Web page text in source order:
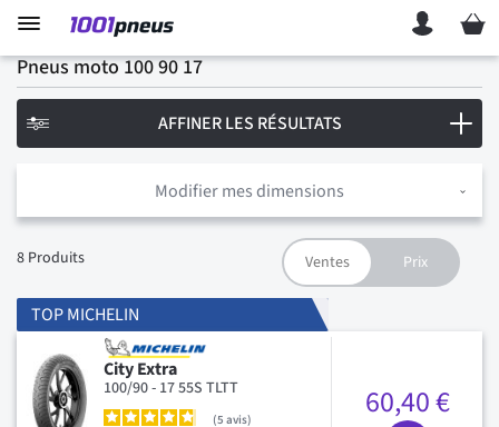
Mon
Pneus moto 100 90 17
Modifier mes dimensions
8 Produits
TOP MICHELIN
City Extra
100/90 - 17 55S TLTT
5 avis 60,40 €
AFFINER LES RÉSULTATS